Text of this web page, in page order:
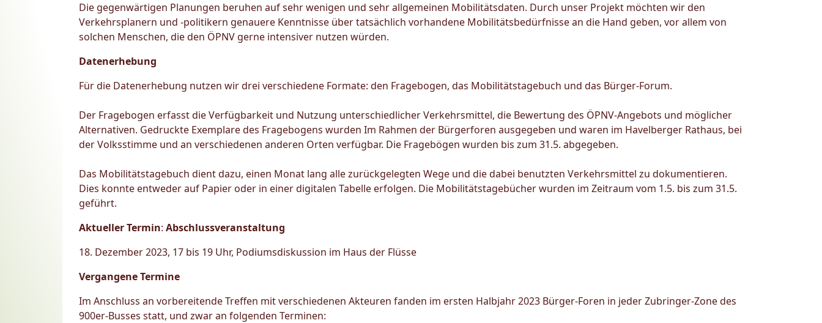
Die gegenwärtigen Planungen beruhen auf sehr wenigen und sehr allgemeinen Mobilitätsdaten. Durch unser Projekt möchten wir den
Verkehrsplanern und -politikern genauere Kenntnisse über tatsächlich vorhandene Mobilitätsbedürfnisse an die Hand geben, vor allem von
solchen Menschen, die den ÖPNV gerne intensiver nutzen würden.
Datenerhebung
Für die Datenerhebung nutzen wir drei verschiedene Formate: den Fragebogen, das Mobilitätstagebuch und das Bürger-Forum.
Der Fragebogen erfasst die Verfügbarkeit und Nutzung unterschiedlicher Verkehrsmittel, die Bewertung des ÖPNV-Angebots und möglicher
Alternativen. Gedruckte Exemplare des Fragebogens wurden Im Rahmen der Bürgerforen ausgegeben und waren im Havelberger Rathaus, bei
der Volksstimme und an verschiedenen anderen Orten verfügbar. Die Fragebögen wurden bis zum 31.5. abgegeben.
Das Mobilitätstagebuch dient dazu, einen Monat lang alle zurückgelegten Wege und die dabei benutzten Verkehrsmittel zu dokumentieren.
Dies konnte entweder auf Papier oder in einer digitalen Tabelle erfolgen. Die Mobilitätstagebücher wurden im Zeitraum vom 1.5. bis zum 31.5.
geführt.
Aktueller Termin: Abschlussveranstaltung
18. Dezember 2023, 17 bis 19 Uhr, Podiumsdiskussion im Haus der Flüsse
Vergangene Termine
Im Anschluss an vorbereitende Treffen mit verschiedenen Akteuren fanden im ersten Halbjahr 2023 Bürger-Foren in jeder Zubringer-Zone des
900er-Busses statt, und zwar an folgenden Terminen: